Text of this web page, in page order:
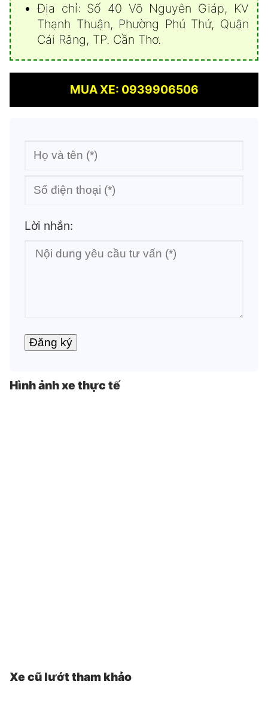
Địa chỉ: Số 40 Võ Nguyên Giáp, KV
Thạnh Thuận, Phường Phú Thứ, Quận
Cái Răng, TP. Cần Thơ.
MUA XE: 0939906506
Lời nhắn:
Hình ảnh xe thực tế
Xe cũ lướt tham khảo